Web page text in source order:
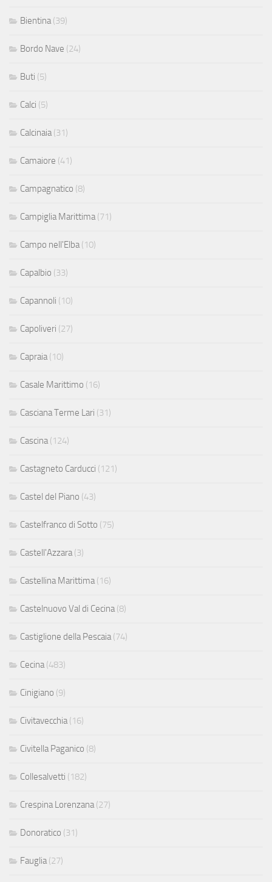
Bientina (39)
Bordo Nave (24)
Buti (5)
Calci (5)
Calcinaia (31)
Camaiore (41)
Campagnatico (8)
Campiglia Marittima (71)
Campo nell'Elba (10)
Capalbio (33)
Capannoli (10)
Capoliveri (27)
Capraia (10)
Casale Marittimo (16)
Casciana Terme Lari (31)
Cascina (124)
Castagneto Carducci (121)
Castel del Piano (43)
Castelfranco di Sotto (75)
Castell'Azzara (3)
Castellina Marittima (16)
Castelnuovo Val di Cecina (8)
Castiglione della Pescaia (74)
Cecina (483)
Cinigiano (9)
Civitavecchia (16)
Civitella Paganico (8)
Collesalvetti (182)
Crespina Lorenzana (27)
Donoratico (31)
Fauglia (27)